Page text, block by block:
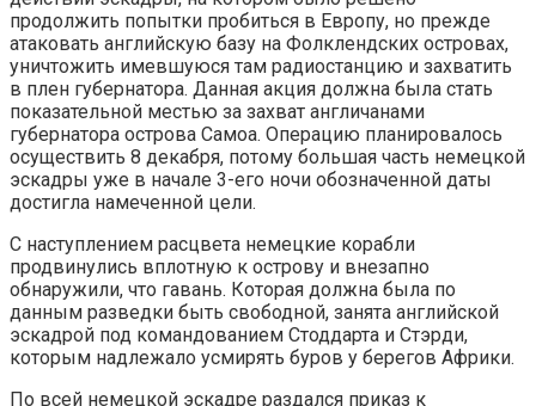
продолжить попытки пробиться в Европу, но прежде
атаковать английскую базу на Фолклендских островах,
уничтожить имевшуюся там радиостанцию и захватить
в плен губернатора. Данная акция должна была стать
показательной местью за захват англичанами
губернатора острова Самоа. Операцию планировалось
осуществить 8 декабря, потому большая часть немецкой
эскадры уже в начале 3-его ночи обозначенной даты
достигла намеченной цели.
С наступлением расцвета немецкие корабли
продвинулись вплотную к острову и внезапно
обнаружили, что гавань. Которая должна была по
данным разведки быть свободной, занята английской
эскадрой под командованием Стоддарта и Стэрди,
которым надлежало усмирять буров у берегов Африки.
По всей немецкой эскадре раздался приказ к